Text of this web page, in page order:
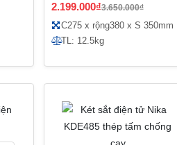
2.199.000₫3.650.000₫
C275 x rộng380 x S 350mm
TL: 12.5kg